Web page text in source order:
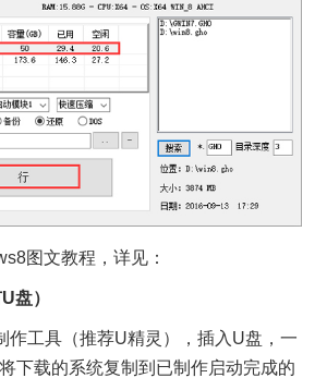
图文教程，详见：
）
工具（推荐U精灵），插入U盘，一
下载的系统复制到已制作启动完成的